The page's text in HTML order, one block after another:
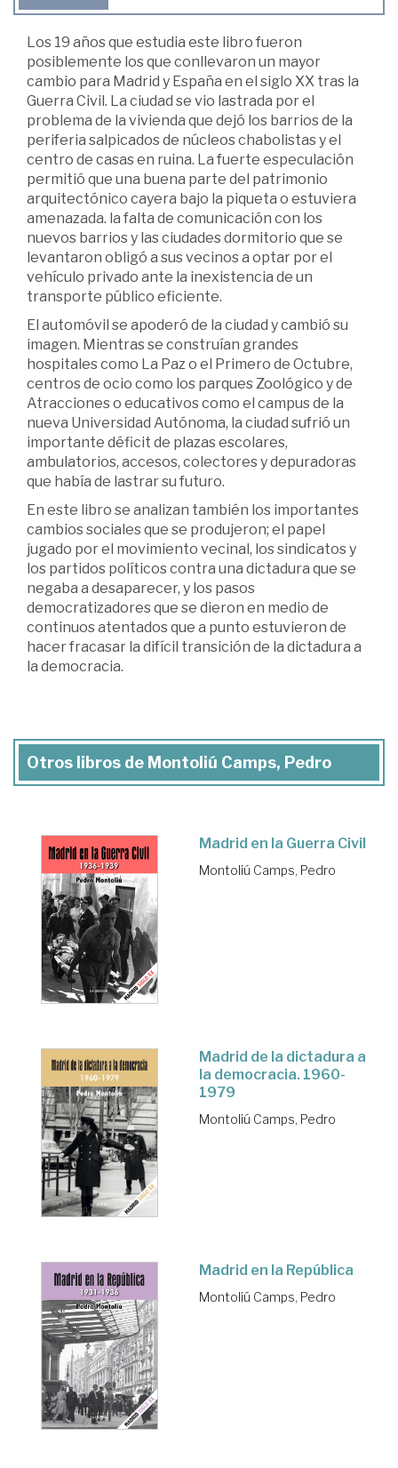
Los 19 años que estudia este libro fueron
posiblemente los que conllevaron un mayor
cambio para Madrid y España en el siglo XX tras la
Guerra Civil. La ciudad se vio lastrada por el
problema de la vivienda que dejó los barrios de la
periferia salpicados de núcleos chabolistas y el
centro de casas en ruina. La fuerte especulación
permitió que una buena parte del patrimonio
arquitectónico cayera bajo la piqueta o estuviera
amenazada. la falta de comunicación con los
nuevos barrios y las ciudades dormitorio que se
levantaron obligó a sus vecinos a optar por el
vehículo privado ante la inexistencia de un
transporte público eficiente.
El automóvil se apoderó de la ciudad y cambió su
imagen. Mientras se construían grandes
hospitales como La Paz o el Primero de Octubre,
centros de ocio como los parques Zoológico y de
Atracciones o educativos como el campus de la
nueva Universidad Autónoma, la ciudad sufrió un
importante déficit de plazas escolares,
ambulatorios, accesos, colectores y depuradoras
que había de lastrar su futuro.
En este libro se analizan también los importantes
cambios sociales que se produjeron; el papel
jugado por el movimiento vecinal, los sindicatos y
los partidos políticos contra una dictadura que se
negaba a desaparecer, y los pasos
democratizadores que se dieron en medio de
continuos atentados que a punto estuvieron de
hacer fracasar la difícil transición de la dictadura a
la democracia.
Otros libros de Montoliú Camps, Pedro
Madrid en la Guerra Civil
Montoliú Camps, Pedro
Madrid de la dictadura a
la democracia. 1960-
1979
Montoliú Camps, Pedro
Madrid en la República
Montoliú Camps, Pedro